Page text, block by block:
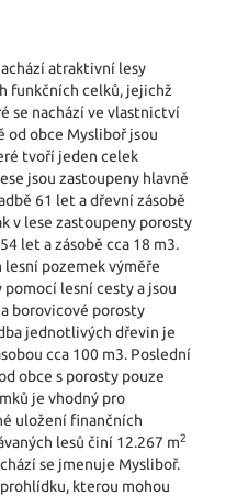
atraktivní lesy
funkčních celků, jejichž
se nachází ve vlastnictví
od obce Mysliboř jsou
tvoří jeden celek
jsou zastoupeny hlavně
61 let a dřevní zásobě
v lese zastoupeny porosty
let a zásobě cca 18 m3.
lesní pozemek výměře
lesní cesty a jsou
borovicové porosty
jednotlivých dřevin je
cca 100 m3. Poslední
obce s porosty pouze
je vhodný pro
uložení finančních
lesů činí 12.267 m2
se jmenuje Mysliboř.
kterou mohou